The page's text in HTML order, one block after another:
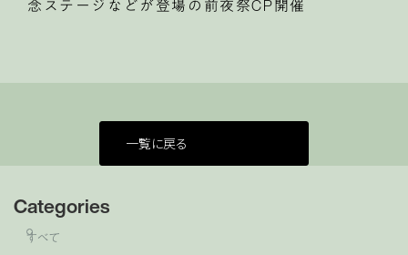
Categories
すべて
念ステージなどが登場の前夜祭CP開催
一覧に戻る